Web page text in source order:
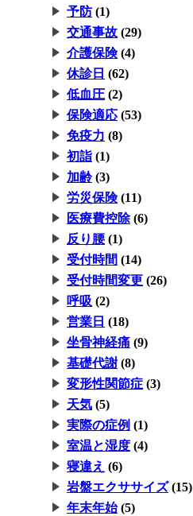
予防(1)
交通事故 (29)
介護保険(4)
休診日 (62)
低血圧 (2)
保険適応 (53)
免疫力 (8)
初詣 (1)
加齢 (3)
労災保険(11)
医療費控除(6)
反り腰(1)
受付時間 (14)
受付時間変更 (26)
呼吸 (2)
営業日 (18)
坐骨神経痛 (9)
基礎代謝(8)
変形性関節症 (3)
天気 (5)
実際の症例 (1)
室温と湿度 (4)
寝違え (6)
岩盤エクササイズ(15)
年末年始(5)